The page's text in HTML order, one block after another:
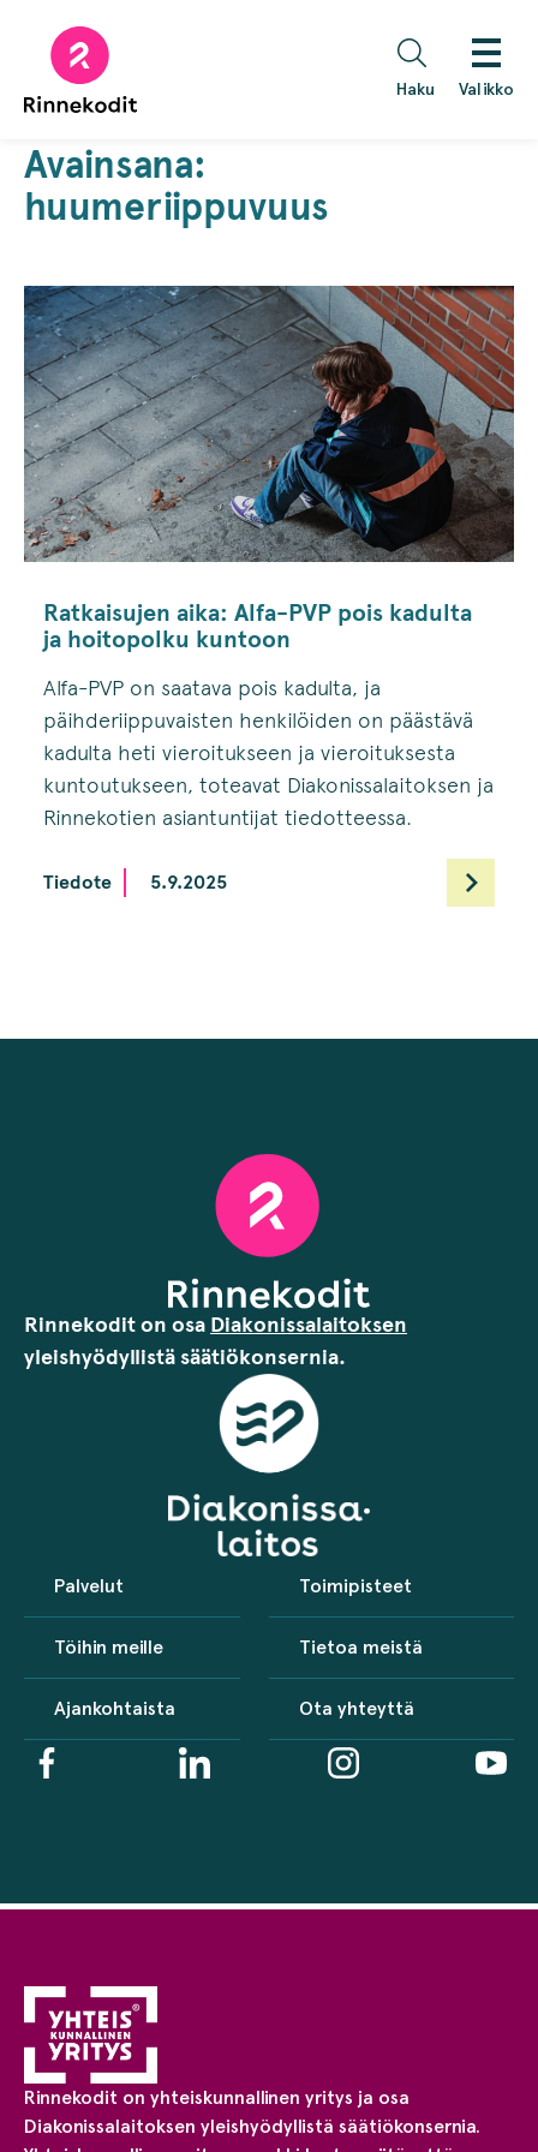
sisältöön
Haku Valikko
Avainsana:
huumeriippuvuus
Ratkaisujen aika: Alfa-PVP pois kadulta
ja hoitopolku kuntoon
Alfa-PVP on saatava pois kadulta, ja
päihderiippuvaisten henkilöiden on päästävä
kadulta heti vieroitukseen ja vieroituksesta
kuntoutukseen, toteavat Diakonissalaitoksen ja
Rinnekotien asiantuntijat tiedotteessa.
Tiedote 5.9.2025
Rinnekodit on osa Diakonissalaitoksen
yleishyödyllistä säätiökonsernia.
Palvelut Toimipisteet
Töihin meille Tietoa meistä
Ajankohtaista Ota yhteyttä
Rinnekodit on yhteiskunnallinen yritys ja osa
Diakonissalaitoksen yleishyödyllistä säätiökonsernia.